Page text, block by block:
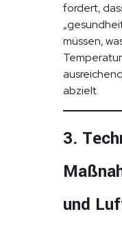
fordert,
müssen,
abzielt.
3.
und